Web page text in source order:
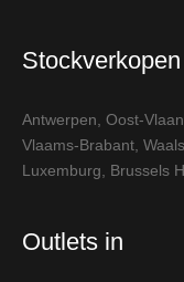
Antwerpen, Oost-
Vlaams-Brabant,
Luxemburg, Brussels
Outlets in